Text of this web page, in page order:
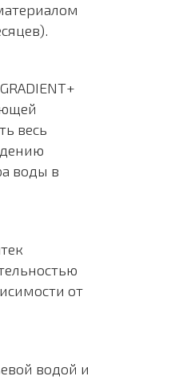
весь
воды в
от
водой и